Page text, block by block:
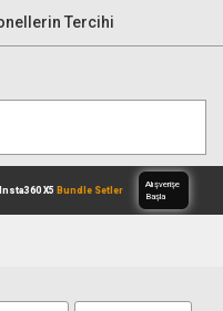
Tercihi
Alışverişe